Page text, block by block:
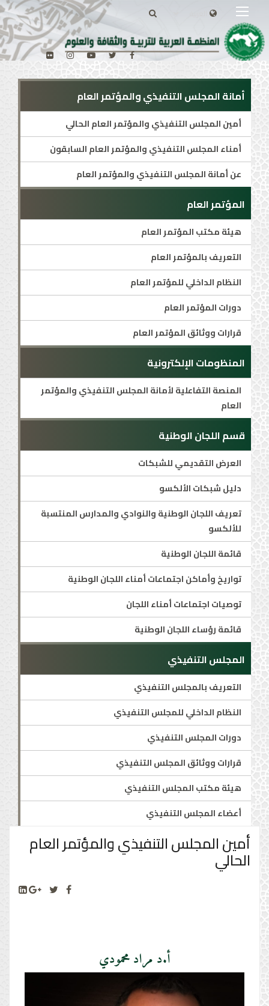
أمانة المجلس التنفيذي والمؤتمر العام
أمين المجلس التنفيذي والمؤتمر العام الحالي
أمناء المجلس التنفيذي والمؤتمر العام السابقون
عن أمانة المجلس التنفيذي والمؤتمر العام
المؤتمر العام
هيئة مكتب المؤتمر العام
التعريف بالمؤتمر العام
النظام الداخلي للمؤتمر العام
دورات المؤتمر العام
قرارات ووثائق المؤتمر العام
المنظومات الإلكترونية
المنصة التفاعلية لأمانة المجلس التنفيذي والمؤتمر
العام
قسم اللجان الوطنية
العرض التقديمي للشبكات
دليل شبكات الألكسو
تعريف اللجان الوطنية والنوادي والمدارس المنتسبة
للألكسو
قائمة اللجان الوطنية
تواريخ وأماكن اجتماعات أمناء اللجان الوطنية
توصيات اجتماعات أمناء اللجان
قائمة رؤساء اللجان الوطنية
المجلس التنفيذي
التعريف بالمجلس التنفيذي
النظام الداخلي للمجلس التنفيذي
دورات المجلس التنفيذي
قرارات ووثائق المجلس التنفيذي
هيئة مكتب المجلس التنفيذي
أعضاء المجلس التنفيذي
أمين المجلس التنفيذي والمؤتمر العام
الحالي
أ.د مراد محمودي